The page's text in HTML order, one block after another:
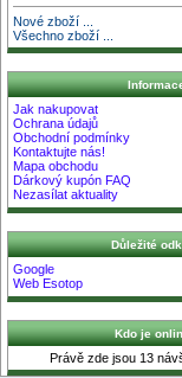
Nové zboží ...
Všechno zboží ...
Jak nakupovat
Ochrana údajů
Obchodní podmínky
Kontaktujte nás!
Mapa obchodu
Dárkový kupón FAQ
Nezasílat aktuality
Důležité
Google
Web Esotop
Kdo je
Právě zde jsou 13